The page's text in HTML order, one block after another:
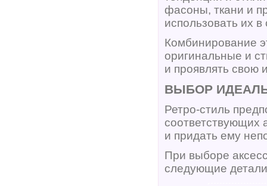
фасоны, ткани и
использовать их
Комбинирование
оригинальные и
и проявлять свою
ВЫБОР
Ретро-стиль
соответствующих
и придать ему
При выборе
следующие